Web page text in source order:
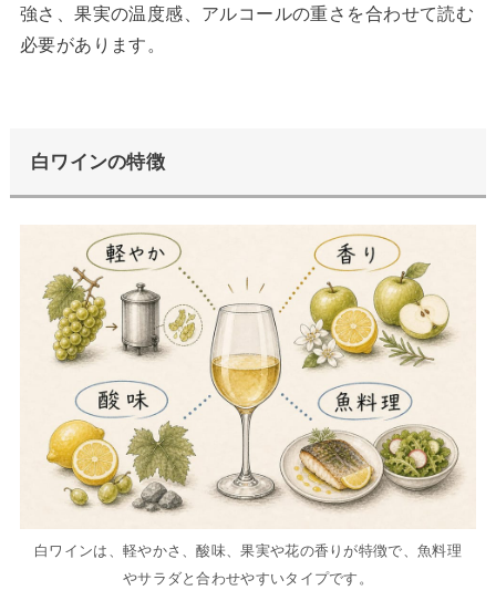
強さ、果実の温度感、アルコールの重さを合わせて読む
必要があります。
白ワインの特徴
白ワインは、軽やかさ、酸味、果実や花の香りが特徴で、魚料理
やサラダと合わせやすいタイプです。